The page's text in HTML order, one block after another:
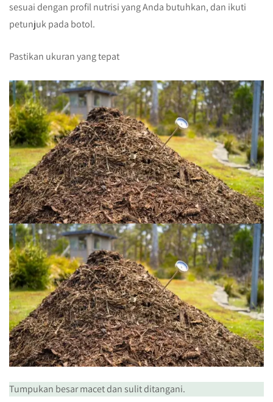
sesuai dengan profil nutrisi yang Anda butuhkan, dan ikuti
petunjuk pada botol.
Pastikan ukuran yang tepat
Tumpukan besar macet dan sulit ditangani.